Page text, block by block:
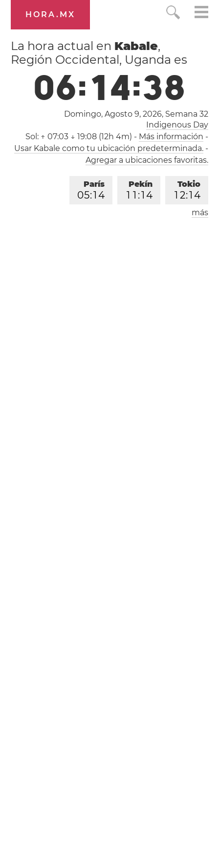
HORA.MX
La hora actual en Kabale,
Región Occidental, Uganda es
06:14:38
Domingo, Agosto 9, 2026, Semana 32
Indigenous Day
Sol: ↑ 07:03 ↓ 19:08 (12h 4m) - Más información -
Usar Kabale como tu ubicación predeterminada.-
Agregar a ubicaciones favoritas.
Tokio
1 2:1 4
Pekín
1 1 :1 4
París
05:1 4
Londres
más